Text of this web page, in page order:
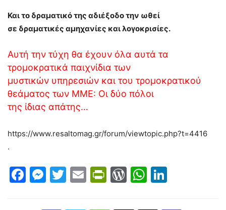
Και το δραματικό της αδιέξοδο την ωθεί
σε δραματικές αμηχανίες και λογοκρισίες.
Αυτή την τύχη θα έχουν όλα αυτά τα
τρομοκρατικά παιχνίδια των
μυστικών υπηρεσιών και του τρομοκρατικού
θεάματος των ΜΜΕ: Οι δύο πόλοι
της ίδιας απάτης…
https://www.resaltomag.gr/forum/viewtopic.php?t=4416
.
Facebook
Messenger
Twitter
EmailPrintFriendly
WordPress
WhatsApp